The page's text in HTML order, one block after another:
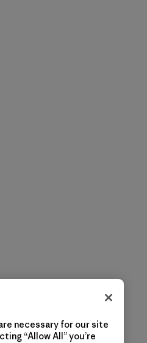
necessary for our site
“Allow All” you’re